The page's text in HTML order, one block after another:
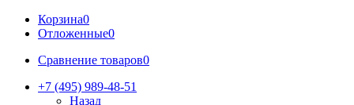
Корзина0
Отложенные0
Сравнение товаров0
+7 (495) 989-48-51
Назад